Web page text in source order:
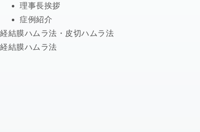
理事長挨拶
症例紹介
経結膜ハムラ法・皮切ハムラ法
経結膜ハムラ法